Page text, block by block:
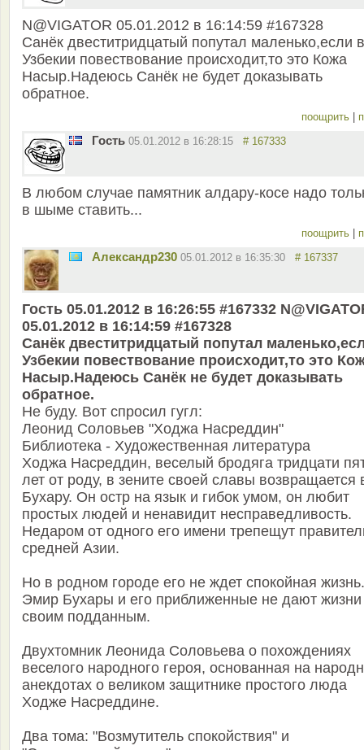
N@VIGATOR 05.01.2012 в 16:14:59 #167328
Санёк двеститридцатый попутал маленько,если в
Узбекии повествование происходит,то это Кожа
Насыр.Надеюсь Санёк не будет доказывать
обратное.
поощрить
Гость 05.01.2012 в 16:28:15 # 167333
В любом случае памятник алдару-косе надо
в шыме ставить...
поощрить
Александр230 05.01.2012 в 16:35:30 # 167337
Гость 05.01.2012 в 16:26:55 #167332
05.01.2012 в 16:14:59 #167328
Санёк двеститридцатый попутал
Узбекии повествование происходит,то это
Насыр.Надеюсь Санёк не будет доказывать
обратное.
Не буду. Вот спросил гугл:
Леонид Соловьев "Ходжа Насреддин"
Библиотека - Художественная литература
Ходжа Насреддин, веселый бродяга тридцати
лет от роду, в зените своей славы возвращается
Бухару. Он остр на язык и гибок умом, он любит
простых людей и ненавидит несправедливость.
Недаром от одного его имени трепещут
средней Азии.
Но в родном городе его не ждет спокойная жизнь.
Эмир Бухары и его приближенные не дают жизни
своим подданным.
Двухтомник Леонида Соловьева о похождениях
веселого народного героя, основанная на
анекдотах о великом защитнике простого люда
Ходже Насреддине.
Два тома: "Возмутитель спокойствия" и